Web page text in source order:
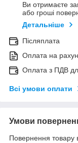
Ви отримаєте
або гроші
Детальніше
Післяплата
Оплата на
Оплата з ПДВ
Всі умови оплати
Умови
Повернення товару